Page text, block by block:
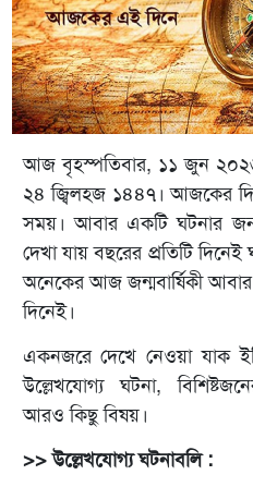
আজ বৃহস্পতিবার, ১১ জুন
২৪ জ্বিলহজ ১৪৪৭। আজকের
সময়। আবার একটি ঘটনার
দেখা যায় বছরের প্রতিটি
অনেকের আজ জন্মবার্ষিকী
দিনেই।
একনজরে দেখে নেওয়া যাক
উল্লেখযোগ্য ঘটনা,
আরও কিছু বিষয়।
>> উল্লেখযোগ্য ঘটনাবলি :